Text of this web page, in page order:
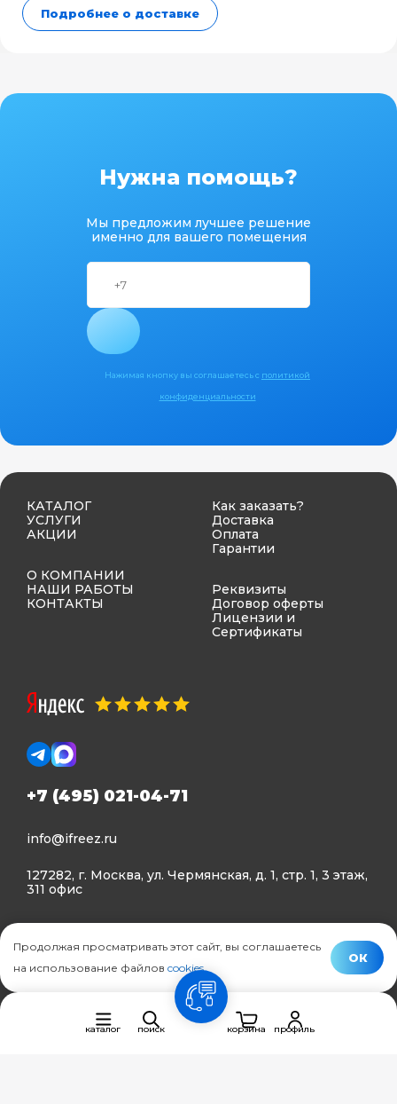
Подробнее о доставке
Нужна помощь?
Мы предложим лучшее решение
именно для вашего помещения
Нажимая кнопку вы соглашаетесь с политикой
конфиденциальности
КАТАЛОГ
УСЛУГИ
АКЦИИ
О КОМПАНИИ
НАШИ РАБОТЫ
КОНТАКТЫ
Как заказать?
Доставка
Оплата
Гарантии
Реквизиты
Договор оферты
Лицензии и
Сертификаты
+7 (495) 021-04-71
info@ifreez.ru
127282, г. Москва, ул. Чермянская, д. 1, стр. 1, 3 этаж,
311 офис
Политика конфиденциальности
© Ifreez - продажа и установка климатической техники,
каталог поиск
связь
корзина
профиль
Продолжая просматривать этот сайт, вы соглашаетесь
на использование файлов cookies.
ОК